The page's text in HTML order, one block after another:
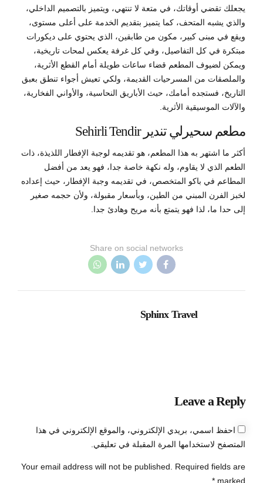
يجعلك تقضي أوقاتك، في متعة لا تنتهي، ويتميز بالتصميم الداخلي،
والذي يشبه المتحف، كما يتميز بتقديم الخدمة على أعلى مستوى،
ويقع في مبنى كبير، مكون من طابقين، الذي يحتوي على ديكورات
مبتكرة في كل التفاصيل، وفي كل غرفة يعكس لمحات تاريخية،
ويمكن لضيوف المطعم قضاء ساعات طويلة أمام القطع الأثرية،
والملصقات من المسرحيات القديمة، ولكي تعيش أجواء تنطق بعبق
التاريخ، فستجده أمامك، حيث الأباريق النحاسية، والأواني الفخارية،
والآلات الموسيقية الأثرية.
مطعم سحيرلي تندير Sehirli Tendir
أكثر ما اشتهر به هذا المطعم، هو تقديمه لوجبة الإفطار اللذيذة، ذات
الطعم الذي لا يقاوم، وله نكهة خاصة جدا، فهو يعد من أفضل
المطاعم في باكو المتخصص، في تقديمه وجبة الإفطار، حيث إعداده
لخبز الفرن المبني من الطين، وبأسعار مقبولة، ولأن حجمه صغير
إلى حدا ما، لذا فهو يتمتع بأنه مريح وهادئ جدا.
Share on social networks
Sphinx Travel
Leave a Reply
Your email address will not be published. Required fields are
marked *
احفظ اسمي، بريدي الإلكتروني، والموقع الإلكتروني في هذا
المتصفح لاستخدامها المرة المقبلة في تعليقي.